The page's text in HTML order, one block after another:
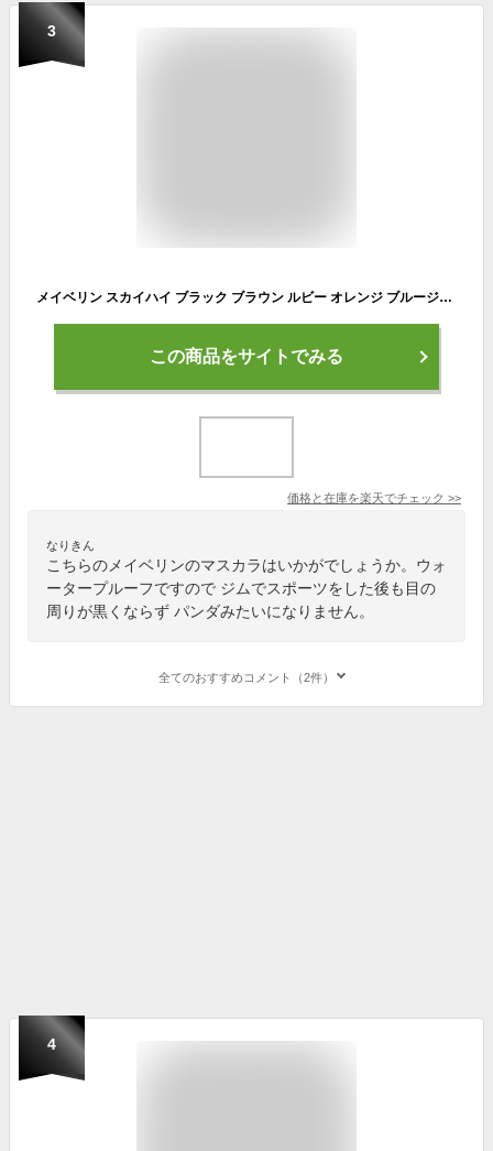
3
メイベリン スカイハイ ブラック ブラウン ルビー オレンジ ブルージュ ラベンダー マスカラ ロング リフト ウォータープルーフ コスミックブラスト にじみにくい Maybelline 送料無料
この商品をサイトでみる
価格と在庫を楽天でチェック >>
なりきん
こちらのメイベリンのマスカラはいかがでしょうか。ウォ
ータープルーフですので ジムでスポーツをした後も目の
周りが黒くならず パンダみたいになりません。
全てのおすすめコメント（2件）
4